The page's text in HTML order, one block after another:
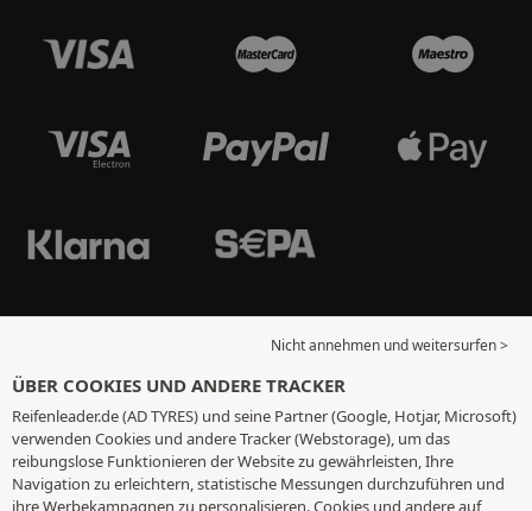
Nicht annehmen und weitersurfen >
ÜBER COOKIES UND ANDERE TRACKER
Reifenleader.de (AD TYRES) und seine Partner (Google, Hotjar, Microsoft)
verwenden Cookies und andere Tracker (Webstorage), um das
reibungslose Funktionieren der Website zu gewährleisten, Ihre
Navigation zu erleichtern, statistische Messungen durchzuführen und
ihre Werbekampagnen zu personalisieren. Cookies und andere auf